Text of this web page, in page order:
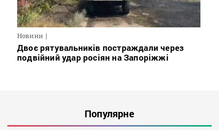
Новини
Двоє рятувальників постраждали через
подвійний удар росіян на Запоріжжі
Популярне